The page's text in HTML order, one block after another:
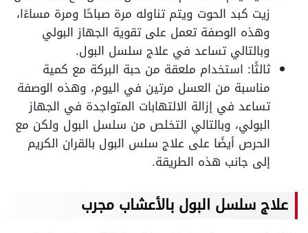
زيت كبد الحوت ويتم تناوله مرة صباحًا ومرة مساءًا،
وهذه الوصفة تعمل على تقوية الجهاز البولي
وبالتالي تساعد في علاج سلسل البول.
ثالثًا: استخدام ملعقة من حبة البركة مع كمية
مناسبة من العسل مرتين في اليوم، وهذه الوصفة
تساعد في إزالة الالتهابات المتواجدة في الجهاز
البولي، وبالتالي التخلص من سلسل البول ولكن مع
الحرص أيضًا على علاج سلس البول بالقران الكريم
إلى جانب هذه الطريقة.
علاج سلسل البول بالأعشاب مجرب